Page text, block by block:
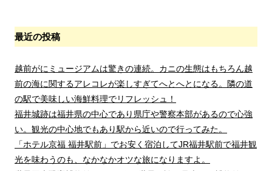
最近の投稿
越前がにミュージアムは驚きの連続。カニの生態はもちろん越
前の海に関するアレコレが楽しすぎてへとへとになる。隣の道
の駅で美味しい海鮮料理でリフレッシュ！
福井城跡は福井県の中心であり県庁や警察本部があるので心強
い。観光の中心地でもあり駅から近いので行ってみた。
「ホテル京福 福井駅前」でお安く宿泊してJR福井駅前で福井観
光を味わうのも、なかなかオツな旅になりますよ。